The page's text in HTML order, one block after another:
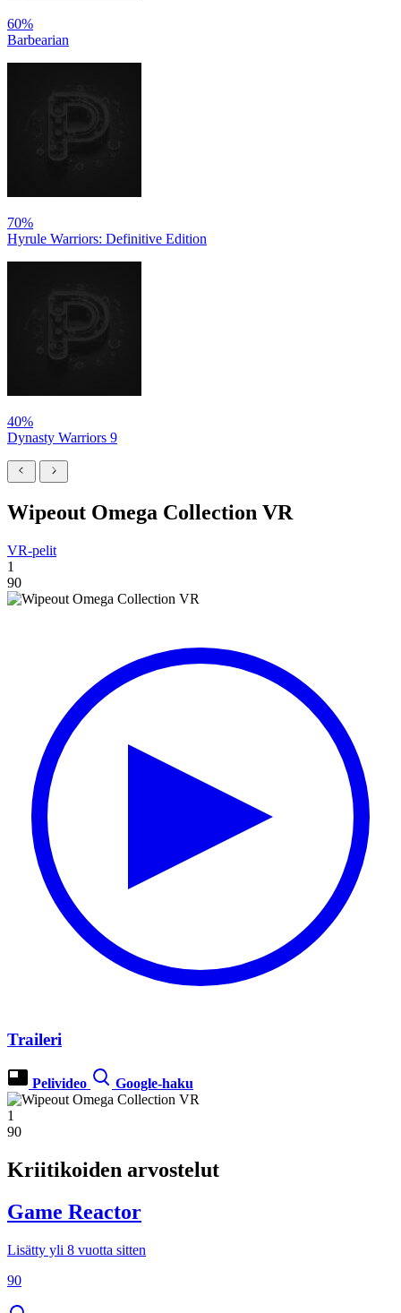
60%
Barbearian
70%
Hyrule Warriors: Definitive Edition
40%
Dynasty Warriors 9
Wipeout Omega Collection VR
VR-pelit
1
90
Traileri
Pelivideo Google-haku
1
90
Kriitikoiden arvostelut
Game Reactor
Lisätty yli 8 vuotta sitten
90